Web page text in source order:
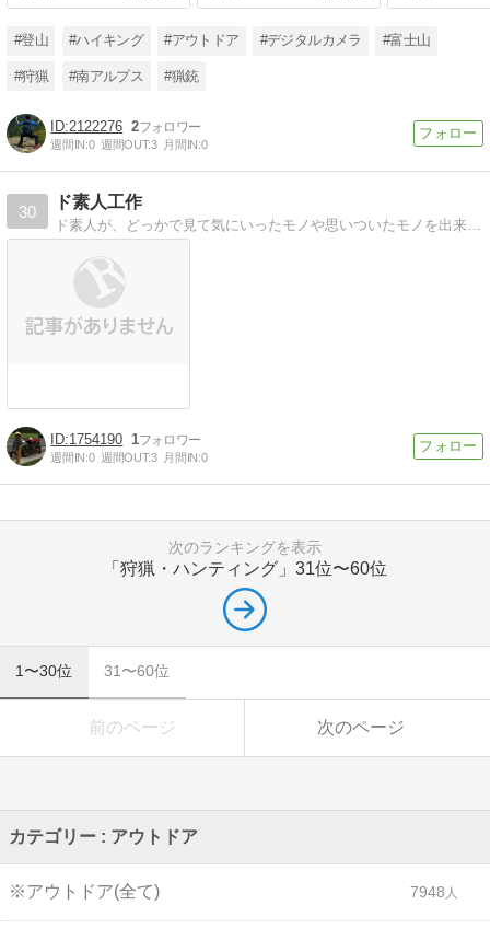
#登山 #ハイキング #アウトドア #デジタルカメラ #富士山
#狩猟 #南アルプス #猟銃
2122276 2
週間IN:0 週間OUT:3 月間IN:0
30
ド素人工作
ド素人が、どっかで見て気にいったモノや思いついたモノを出来そうな範囲でなるべく簡単に小学生になら喜ばれる程度のクオリティでとりあえず作ってみるとかそんな感じ
1754190 1
週間IN:0 週間OUT:3 月間IN:0
次のランキングを表示
「狩猟・ハンティング」 31位〜60位
1〜30位 31〜60位
前のページ 次のページ
カテゴリー : アウトドア
※アウトドア(全て) 7948